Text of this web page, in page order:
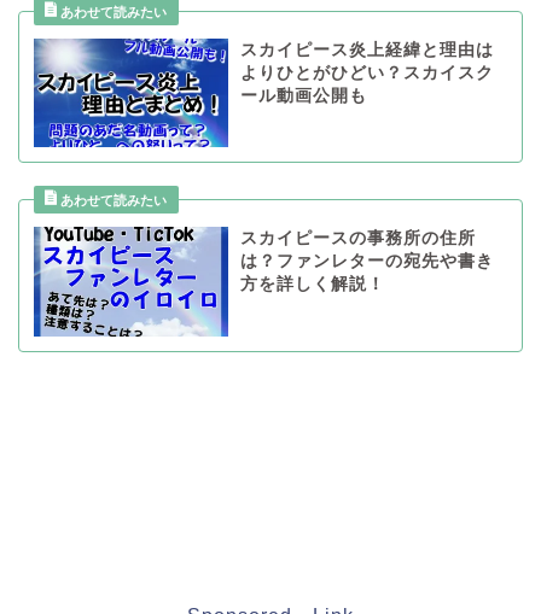
スカイピース炎上経緯と理由は
よりひとがひどい？スカイスク
ール動画公開も
スカイピースの事務所の住所
は？ファンレターの宛先や書き
方を詳しく解説！